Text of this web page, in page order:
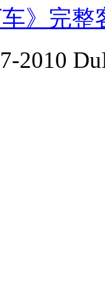
车》完
2010